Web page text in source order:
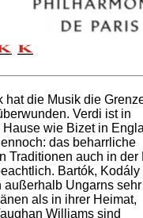
hat die Musik die
Verdi ist in
wie Bizet in
das beharrliche
Traditionen auch in der
Bartók, Kodály
Ungarns sehr
als in ihrer Heimat,
Williams sind